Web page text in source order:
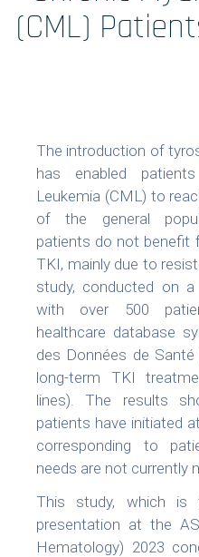
Formations
Vos études
LinkedIn Twitter
(CML)
The introduction of
has enabled
Leukemia (CML) to
of the general
patients do not
TKI, mainly due to
study, conducted on
with over 500
healthcare database
des Données de
long-term TKI
lines). The results
patients have initiated
corresponding to
needs are not currently
This study, which
presentation at the
Hematology) 2023